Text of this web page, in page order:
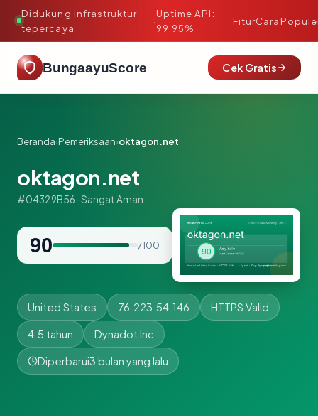
Didukung infrastruktur
tepercaya
·
Uptime API:
99.95%
FiturCara
BungaayuScore Cek Gratis
Beranda›Pemeriksaan›oktagon.net
oktagon.net
#04329B56 · Sangat Aman
90 / 100
United States 76.223.54.146 HTTPS Valid
4.5 tahun Dynadot Inc
Diperbarui3 bulan yang lalu